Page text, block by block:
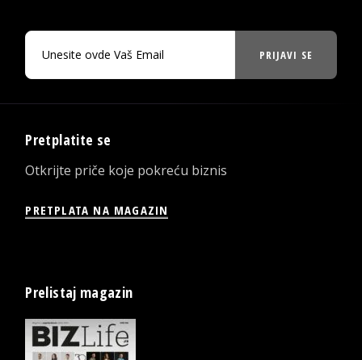
PRIJAVI SE
Pretplatite se
Otkrijte priče koje pokreću biznis
PRETPLATA NA MAGAZIN
Prelistaj magazin